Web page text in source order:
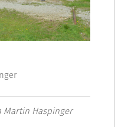
Martin Haspinger